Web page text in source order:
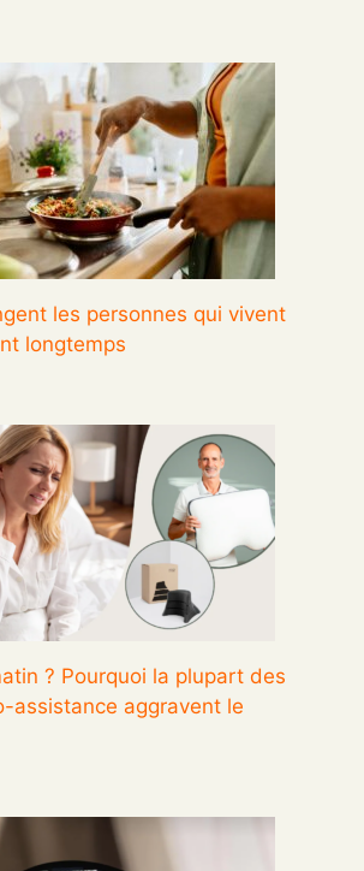
les personnes qui vivent
longtemps
? Pourquoi la plupart des
assistance aggravent le